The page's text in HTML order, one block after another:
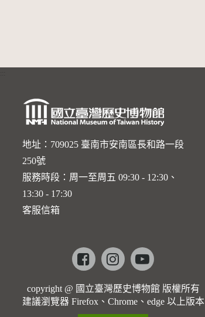
地址：709025 臺南市安南區長和路一段
250號
服務時段：周一至周五 09:30 - 12:30、
13:30 - 17:30
客服信箱
Facebookinstagramyoutube
copyright @ 國立臺灣歷史博物館 版權所有
建議瀏覽器 Firefox、Chrome、edge 以上版本